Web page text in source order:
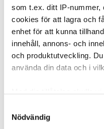
som t.ex. ditt IP-nummer,
cookies för att lagra och
enhet för att kunna
innehåll, annons- och
och produktutveckling.
använda din data och i
kan ha en
Nödvändig